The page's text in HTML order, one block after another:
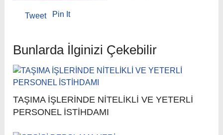
Tweet Pin It
Bunlarda İlginizi Çekebilir
TAŞIMA İŞLERİNDE NİTELİKLİ VE YETERLİ
PERSONEL İSTİHDAMI